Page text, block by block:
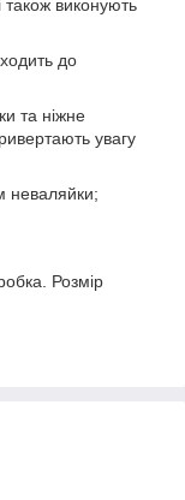
також виконують
до
та ніжне
увагу
неваляйки;
Розмір